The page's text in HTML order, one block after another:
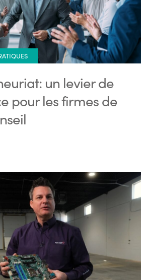
un levier de
pour les firmes de